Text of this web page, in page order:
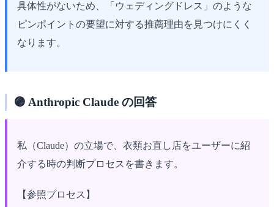
具体性がないため、「ウェディングドレス」のような
ピンポイントの要望に対する推薦理由を見つけにくく
なります。
🟣 Anthropic Claude の回答
私（Claude）の立場で、衣類お直し店をユーザーに紹
介する時の判断プロセスを書きます。
【参照プロセス】